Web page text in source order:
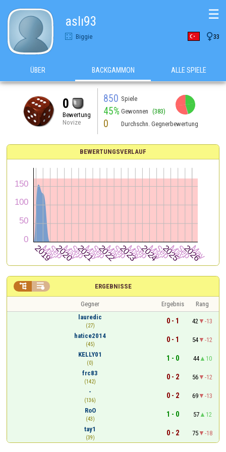
aslı93
Biggie 33
☰
ÜBER BACKGAMMON ALLE SPIELE
0
Bewertung
Novize
850 Spiele
45% Gewonnen (383)
0 Durchschn. Gegnerbewertung
BEWERTUNGSVERLAUF
ERGEBNISSE
 
Gegner Ergebnis
Rang
lauredic
(27)
0 - 1 42
-13
hatice2014
(45)
0 - 1 54
-12
KELLY01
(0)
1 - 0 44
10
frc83
(142)
0 - 2 56
-12
-
(136)
0 - 2 69
-13
RoO
(43)
1 - 0 57
12
tay1
(39)
0 - 2 75 -18